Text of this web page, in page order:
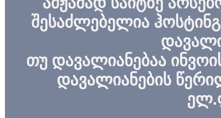
შესაძლებელია
თუ დავალიანებაა
დავალიანების